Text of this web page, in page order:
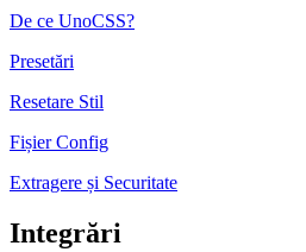
De ce UnoCSS?
Presetări
Resetare Stil
Fișier Config
Extragere și Securitate
Integrări